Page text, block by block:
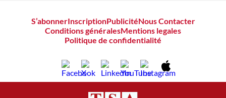
S’abonnerInscriptionPublicitéNous Contacter
Conditions généralesMentions legales
Politique de confidentialité